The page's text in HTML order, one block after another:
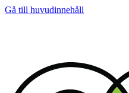
Gå till huvudinnehåll